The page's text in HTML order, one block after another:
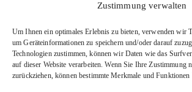
Zustimmung verwalten
Um Ihnen ein optimales Erlebnis zu bieten, verwenden wir
um Geräteinformationen zu speichern und/oder darauf
Technologien zustimmen, können wir Daten wie das
auf dieser Website verarbeiten. Wenn Sie Ihre Zustimmung
zurückziehen, können bestimmte Merkmale und Funktionen
Links zu unseren Partnerverlagen
Edition Bärenklau
BÄRENKLAU EXKLUSIV